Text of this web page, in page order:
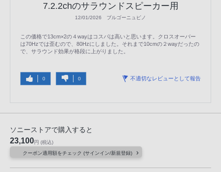
7.2.2chのサラウンドスピーカー用
12/01/2026 ブルゴーニュピノ
この価格で13cm×2の４wayはコスパは高いと思います。クロスオーバー
は70Hzでは歪むので、80Hzにしました。それまで10cmの２wayだったの
で、サラウンド効果が格段に上がりました。
0 0 不適切なレビューとして報告
ソニーストアで購入すると
23,100円 (税込)
クーポン適用額をチェック (サインイン/新規登録)